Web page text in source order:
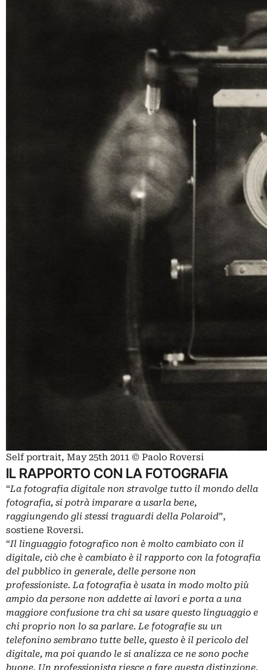
Self portrait, May 25th 2011 © Paolo Roversi
IL RAPPORTO CON LA FOTOGRAFIA
“La fotografia digitale non stravolge tutto il mondo della
fotografia, si potrà imparare a usarla bene,
raggiungendo gli stessi traguardi della Polaroid”,
sostiene Roversi.
“Il linguaggio fotografico non è molto cambiato con il
digitale, ciò che è cambiato è il rapporto con la fotografia
del pubblico in generale, delle persone non
professioniste. La fotografia è usata in modo molto più
ampio da persone non addette ai lavori e porta a una
maggiore confusione tra chi sa usare questo linguaggio e
chi proprio non lo sa parlare. Le fotografie su un
telefonino sembrano tutte belle, questo è il pericolo del
digitale, ma poi quando le si analizza ce ne sono poche
buone. Un professionista riesce a fare questa distinzione.